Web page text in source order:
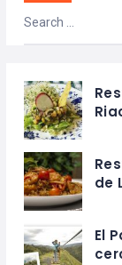
de
El